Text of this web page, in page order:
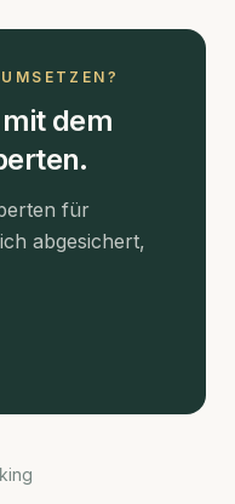
dem
für
abgesichert,